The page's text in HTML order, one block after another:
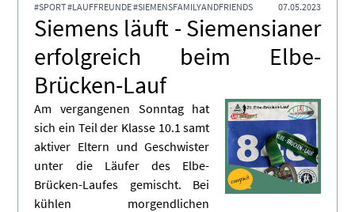
#SPORT #LAUFFREUNDE #SIEMENSFAMILYANDFRIENDS 07.05.2023
Siemens läuft - Siemensianer
erfolgreich beim Elbe-
Brücken-Lauf
Am vergangenen Sonntag hat
sich ein Teil der Klasse 10.1 samt
aktiver Eltern und Geschwister
unter die Läufer des Elbe-
Brücken-Laufes gemischt. Bei
kühlen morgendlichen